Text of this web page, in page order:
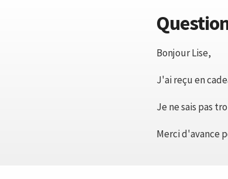
Bonjour Lise,
J'ai reçu en
Je ne sais pas
Merci d'avance